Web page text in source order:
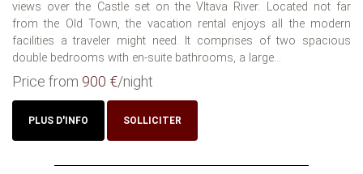
views over the Castle set on the Vltava River. Located not far
from the Old Town, the vacation rental enjoys all the modern
facilities a traveler might need. It comprises of two spacious
double bedrooms with en-suite bathrooms, a large...
Price from 900 €/night
PLUS D'INFO SOLLICITER